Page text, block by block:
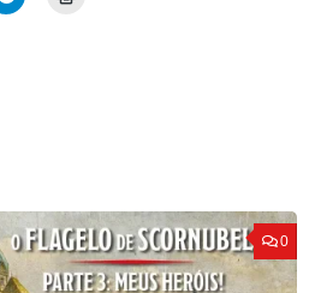
0